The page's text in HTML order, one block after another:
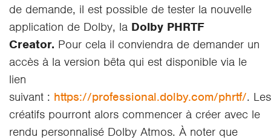
de demande, il est possible de tester la nouvelle
application de Dolby, la Dolby PHRTF
Creator. Pour cela il conviendra de demander un
accès à la version bêta qui est disponible via le
lien
suivant : https://professional.dolby.com/phrtf/. Les
créatifs pourront alors commencer à créer avec le
rendu personnalisé Dolby Atmos. À noter que